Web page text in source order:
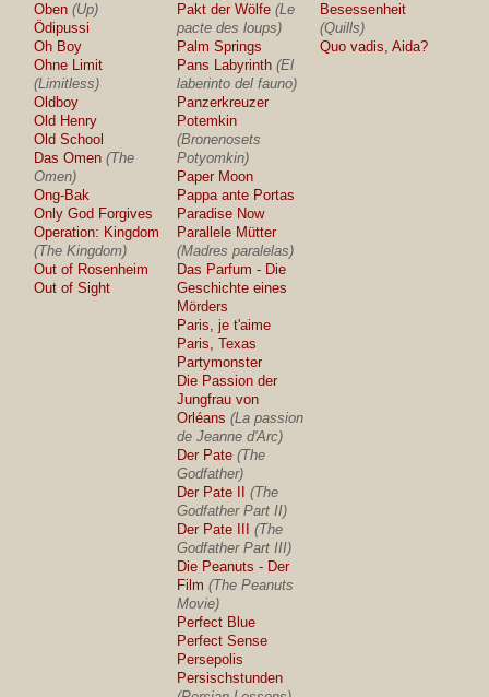
Oben (Up)
Ödipussi
Oh Boy
Ohne Limit
(Limitless)
Oldboy
Old Henry
Old School
Das Omen (The
Omen)
Ong-Bak
Only God Forgives
Operation: Kingdom
(The Kingdom)
Out of Rosenheim
Out of Sight
Pakt der Wölfe (Le
pacte des loups)
Palm Springs
Pans Labyrinth (El
laberinto del fauno)
Panzerkreuzer
Potemkin
(Bronenosets
Potyomkin)
Paper Moon
Pappa ante Portas
Paradise Now
Parallele Mütter
(Madres paralelas)
Das Parfum - Die
Geschichte eines
Mörders
Paris, je t'aime
Paris, Texas
Partymonster
Die Passion der
Jungfrau von
Orléans (La passion
de Jeanne d'Arc)
Der Pate (The
Godfather)
Der Pate II
(The
Godfather Part II)
Der Pate III
(The
Godfather Part III)
Die Peanuts - Der
Film (The Peanuts
Movie)
Perfect Blue
Perfect Sense
Persepolis
Persischstunden
Besessenheit
(Quills)
Quo vadis, Aida?